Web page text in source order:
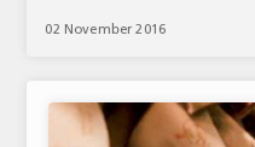
ΚΟΣΜΟΣ
02 November 2016